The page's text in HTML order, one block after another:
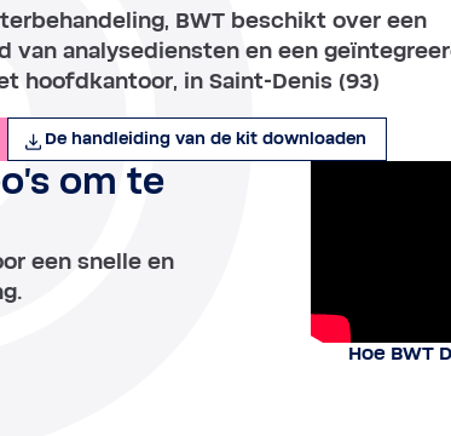
BWT beschikt over een
van analysediensten en een
hoofdkantoor, in Saint-Denis (93)
De handleiding van de kit downloaden
om te
een snelle en
Hoe BWT